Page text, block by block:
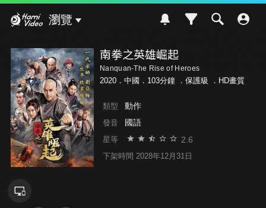
瀏覽
南拳之英雄崛起
Nanquan-The Rise of Heroes
2020．中國．103分鐘 ． 保護級 ．HD畫質
類型 動作
發音 國語
星等 2.6
下架時間 2028年12月31日